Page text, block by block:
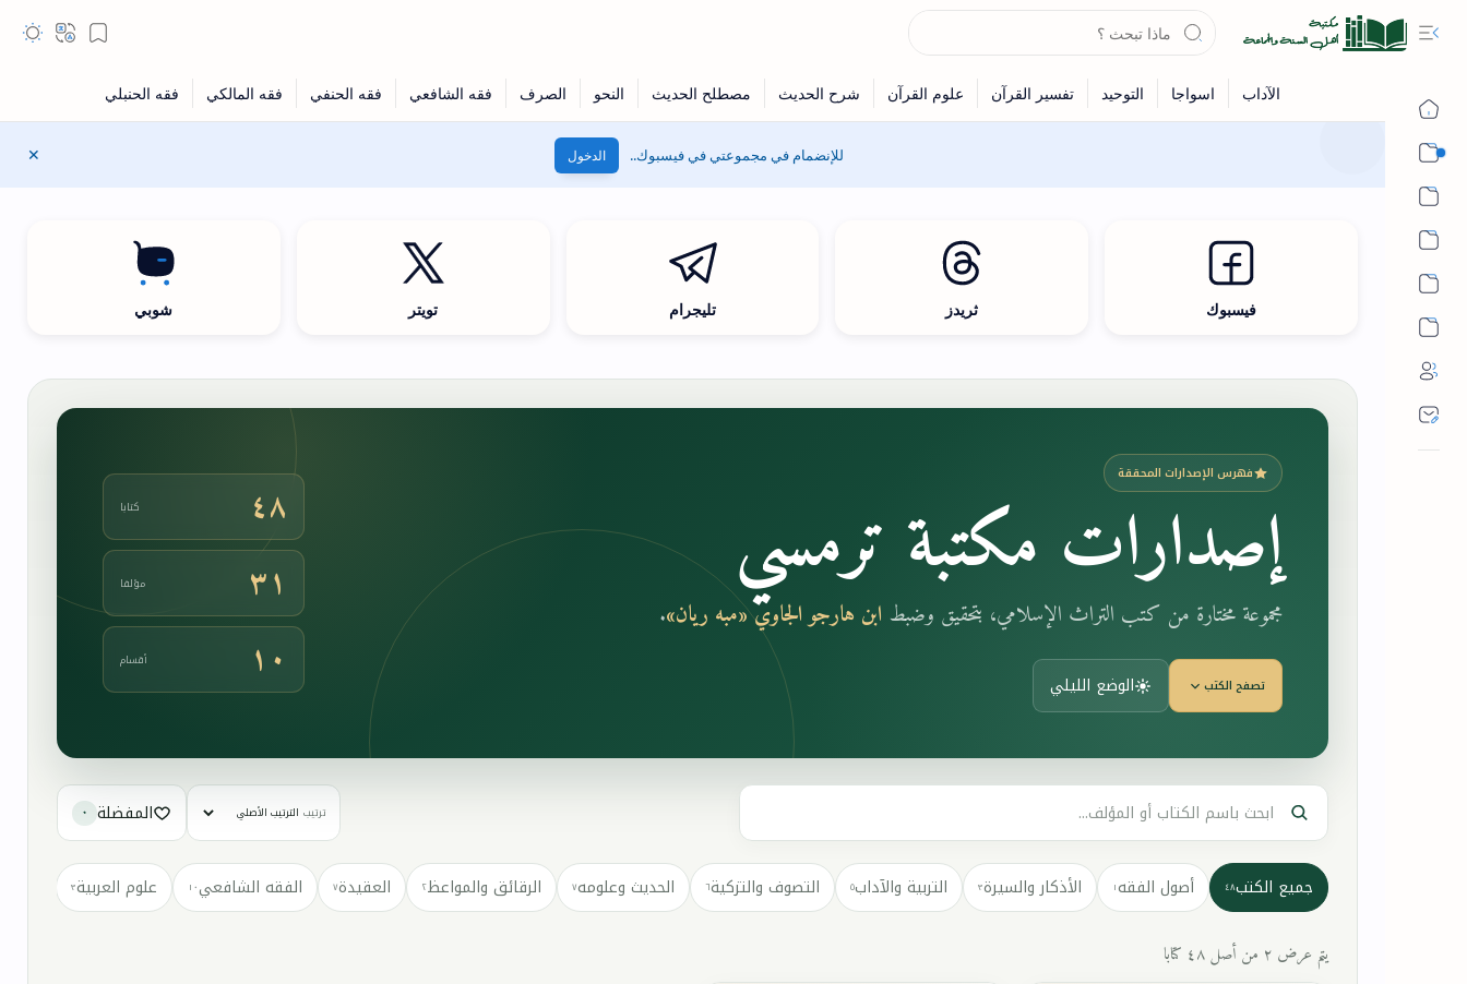
للإنضمام في مجموعتي في فيسبوك.. الدخول
فيسبوك ثريدز تليجرام تويتر شوبي
فهرس الإصدارات المحققة
إصدارات مكتبة ترمسي
مجموعة مختارة من كتب التراث الإسلامي، بتحقيق وضبط ابن هارجو الجاوي «مبه ريان».
تصفح الكتب الوضع الليلي
٤٨ كتابا
٣١ مؤلفا
١٠ أقسام
ترتيب المفضلة ٠
جميع الكتب٤٨ أصول الفقه١ الأذكار والسيرة٣ التربية والآداب٥ التصوف والتزكية٦ الحديث وعلومه٧ الرقائق والمواعظ٢ العقيدة٧ الفقه الشافعي١٠ علوم العربية٣
يتم عرض ٢ من أصل ٤٨ كتابا